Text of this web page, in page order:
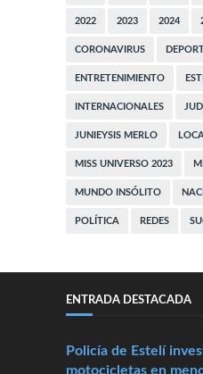
2022 2023 2024
CORONAVIRUS
ENTRETENIMIENTO
INTERNACIONALES
JUNIEYSIS MERLO
MISS UNIVERSO 2023
MUNDO INSÓLITO
POLÍTICA REDES
ENTRADA DESTACADA
Policía de Estelí
motocicletas en